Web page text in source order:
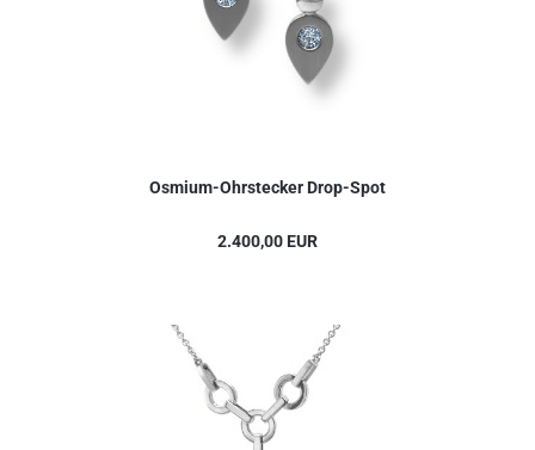
Osmium-Ohrstecker Drop-Spot
2.400,00 EUR